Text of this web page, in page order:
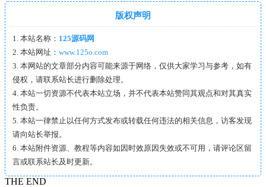
版权声明
1. 本站名称： 125源码网
2. 本站网址： www.125o.com
3. 本网站的文章部分内容可能来源于网络，仅供大家学习与参考，如有
侵权，请联系站长进行删除处理。
4. 本站一切资源不代表本站立场，并不代表本站赞同其观点和对其真实
性负责。
5. 本站一律禁止以任何方式发布或转载任何违法的相关信息，访客发现
请向站长举报。
6. 本站附件资源、教程等内容如因时效原因失效或不可用，请评论区留
言或联系站长及时更新。
THE END